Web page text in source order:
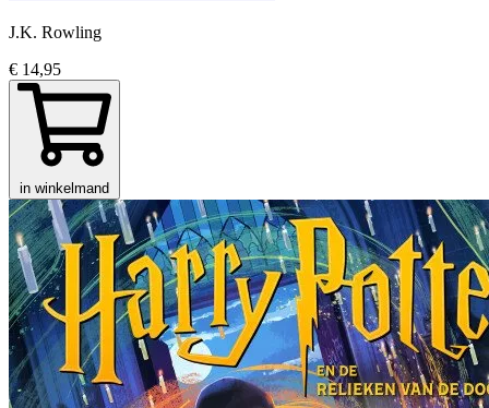
J.K. Rowling
€ 14,95
in winkelmand